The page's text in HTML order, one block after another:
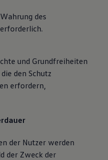
des
und Grundfreiheiten
den Schutz
erfordern,
der Nutzer werden
der Zweck der